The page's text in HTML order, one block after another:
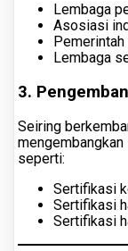
Lembaga
Asosiasi
Lembaga
3.
Seiring
seperti:
Sertifikasi
Sertifikasi
Sertifikasi